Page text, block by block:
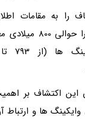
را به مقامات
قدمت این اشیاء
این اکتشاف بر
ها و ارتباط